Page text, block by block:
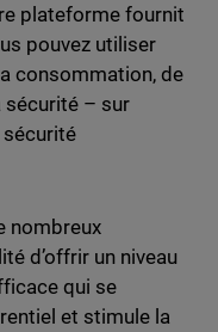
plateforme fournit
pouvez utiliser
consommation, de
sécurité – sur
sécurité
nombreux
d’offrir un niveau
qui se
et stimule la